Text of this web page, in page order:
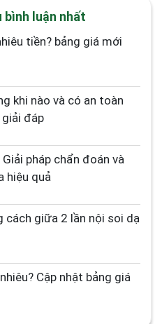
bình luận nhất
giải đáp
hiệu quả